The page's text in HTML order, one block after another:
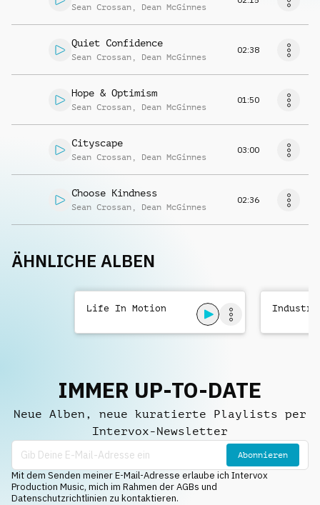
Sean Crossan , Dean McGinnes
Quiet Confidence
Sean Crossan , Dean McGinnes
02:38
Hope & Optimism
Sean Crossan , Dean McGinnes
01:50
Cityscape
Sean Crossan , Dean McGinnes
03:00
Choose Kindness
Sean Crossan , Dean McGinnes
02:36
ÄHNLICHE ALBEN
Life In Motion
IMMER UP-TO-DATE
Neue Alben, neue kuratierte Playlists per
Intervox-Newsletter
Abonnieren
Mit dem Senden meiner E-Mail-Adresse erlaube ich Intervox
Production Music, mich im Rahmen der AGBs und
Datenschutzrichtlinien zu kontaktieren.